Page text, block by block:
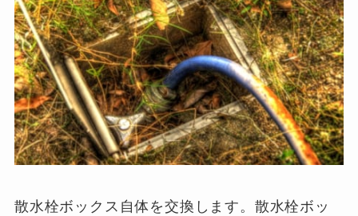
散水栓ボックス自体を交換します。散水栓ボッ